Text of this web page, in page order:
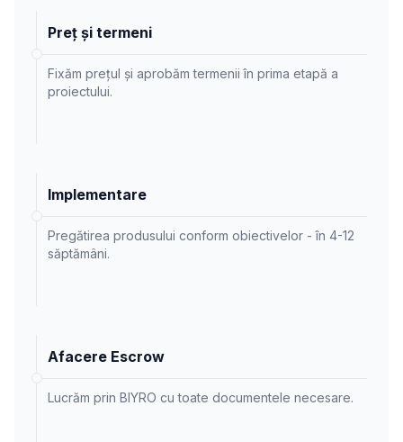
Preț și termeni
Fixăm prețul și aprobăm termenii în prima etapă a
proiectului.
Implementare
Pregătirea produsului conform obiectivelor - în 4-12
săptămâni.
Afacere Escrow
Lucrăm prin BIYRO cu toate documentele necesare.